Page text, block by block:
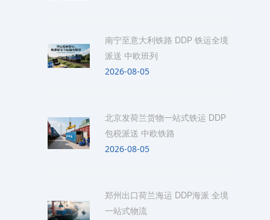
南宁至意大利铁路 DDP 铁运全境
派送 中欧班列
2026-08-05
北京发荷兰货物一站式铁运 DDP
包税派送 中欧铁路
2026-08-05
郑州出口荷兰海运 DDP海派 全境
一站式物流